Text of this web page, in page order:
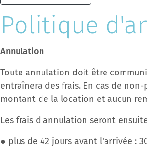
Politique
Annulation
Toute annulation doit être
entraînera des frais. En cas de
montant de la location et aucun
Les frais d'annulation seront
● plus de 42 jours avant l'arrivée :